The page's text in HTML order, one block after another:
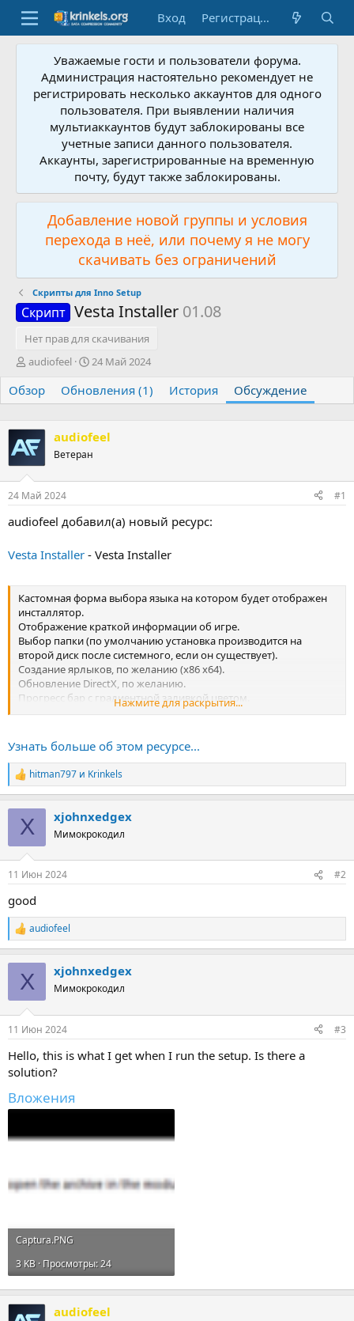
Вход Регистрация
Уважаемые гости и пользователи форума.
Администрация настоятельно рекомендует не
регистрировать несколько аккаунтов для одного
пользователя. При выявлении наличия
мультиаккаунтов будут заблокированы все
учетные записи данного пользователя.
Аккаунты, зарегистрированные на временную
почту, будут также заблокированы.
Добавление новой группы и условия
перехода в неё, или почему я не могу
скачивать без ограничений
Скрипты для Inno Setup
Скрипт Vesta Installer 01.08
Нет прав для скачивания
А
т
о
т
е
ы
audiofeel
Д
т
а
а
а
24 Май 2024
Обзор Обновления (1) История Обсуждение
audiofeel
Ветеран
24 Май 2024 #1
audiofeel добавил(а) новый ресурс:
Vesta Installer - Vesta Installer
Кастомная форма выбора языка на котором будет отображен
инсталлятор.
Отображение краткой информации об игре.
Выбор папки (по умолчанию установка производится на
второй диск после системного, если он существует).
Создание ярлыков, по желанию (х86 х64).
Обновление DirectX, по желанию.
Прогресс бар с градиентной заливкой цветом.
Запуск игры после удачной установки, по желанию.
Кастомная форма вывода ошибок.
Цвета инсталлятора не настраиваются.
[ATTACH...
Нажмите для раскрытия...
Узнать больше об этом ресурсе...
Р
е
hitman797 и Krinkels
X xjohnxedgex
Мимокрокодил
11 Июн 2024 #2
good
Р
е
audiofeel
X xjohnxedgex
Мимокрокодил
11 Июн 2024 #3
Hello, this is what I get when I run the setup. Is there a
solution?
Вложения
Captura.PNG
3 KB · Просмотры: 24
audiofeel